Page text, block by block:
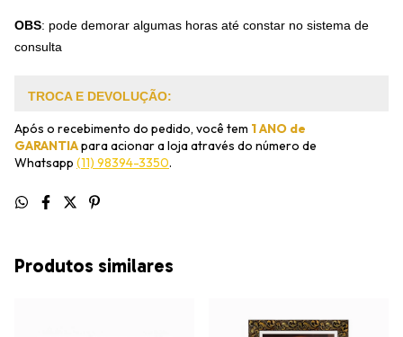
OBS: pode demorar algumas horas até constar no sistema de
consulta
TROCA E DEVOLUÇÃO:
Após o recebimento do pedido, você tem 1 ANO de
GARANTIApara acionar a loja através do número de
Whatsapp (11) 98394-3350.
Produtos similares